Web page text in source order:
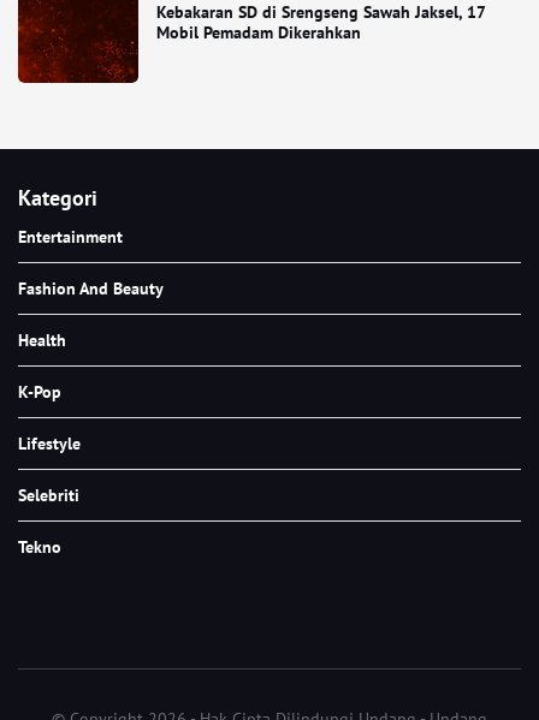
Kebakaran SD di Srengseng Sawah Jaksel, 17
Mobil Pemadam Dikerahkan
Kategori
Entertainment
Fashion And Beauty
Health
K-Pop
Lifestyle
Selebriti
Tekno